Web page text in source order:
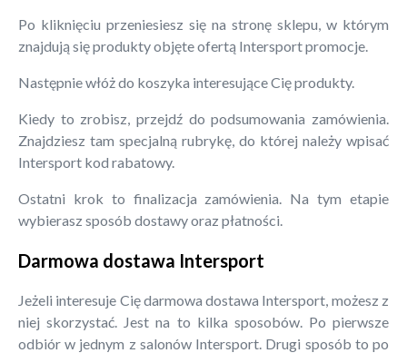
Po kliknięciu przeniesiesz się na stronę sklepu, w którym
znajdują się produkty objęte ofertą Intersport promocje.
Następnie włóż do koszyka interesujące Cię produkty.
Kiedy to zrobisz, przejdź do podsumowania zamówienia.
Znajdziesz tam specjalną rubrykę, do której należy wpisać
Intersport kod rabatowy.
Ostatni krok to finalizacja zamówienia. Na tym etapie
wybierasz sposób dostawy oraz płatności.
Darmowa dostawa Intersport
Jeżeli interesuje Cię darmowa dostawa Intersport, możesz z
niej skorzystać. Jest na to kilka sposobów. Po pierwsze
odbiór w jednym z salonów Intersport. Drugi sposób to po